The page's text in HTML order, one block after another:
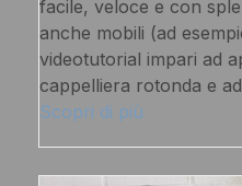
facile, veloce e con
anche mobili (ad
videotutorial impari ad
cappelliera rotonda e
Scopri di più